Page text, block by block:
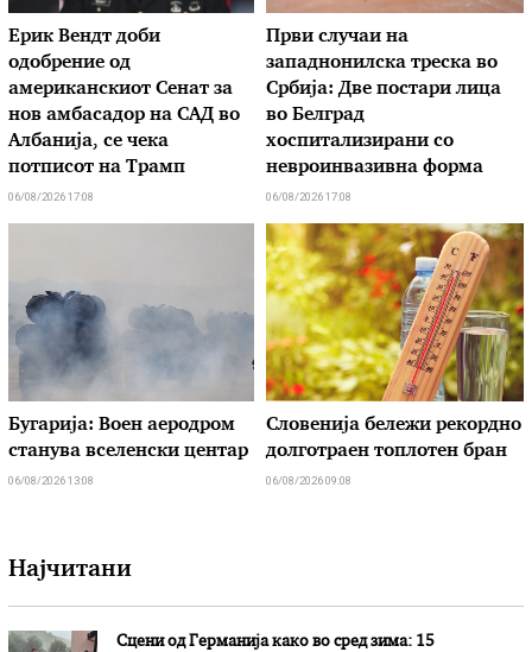
Ерик Вендт доби
одобрение од
американскиот Сенат за
нов амбасадор на САД во
Албанија, се чека
потписот на Трамп
06/08/2026 17:08
Први случаи на
западнонилска треска во
Србија: Две постари лица
во Белград
хоспитализирани со
невроинвазивна форма
06/08/2026 17:08
Бугарија: Воен аеродром
станува вселенски центар
06/08/2026 13:08
Словенија бележи рекордно
долготраен топлотен бран
06/08/2026 09:08
Најчитани
Сцени од Германија како во сред зима: 15